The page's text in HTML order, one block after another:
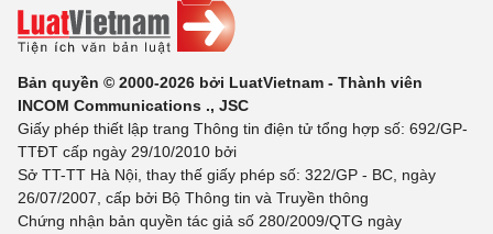
Bản quyền © 2000-2026 bởi LuatVietnam - Thành viên
INCOM Communications ., JSC
Giấy phép thiết lập trang Thông tin điện tử tổng hợp số: 692/GP-
TTĐT cấp ngày 29/10/2010 bởi
Sở TT-TT Hà Nội, thay thế giấy phép số: 322/GP - BC, ngày
26/07/2007, cấp bởi Bộ Thông tin và Truyền thông
Chứng nhận bản quyền tác giả số 280/2009/QTG ngày